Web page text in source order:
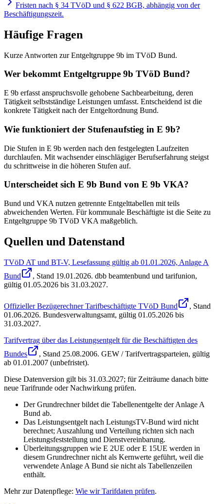
Fristen nach § 34 TVöD und § 622 BGB, abhängig von der
Beschäftigungszeit.
Häufige Fragen
Kurze Antworten zur Entgeltgruppe 9b im TVöD Bund.
Wer bekommt Entgeltgruppe 9b TVöD Bund?
E 9b erfasst anspruchsvolle gehobene Sachbearbeitung, deren
Tätigkeit selbstständige Leistungen umfasst. Entscheidend ist die
konkrete Tätigkeit nach der Entgeltordnung Bund.
Wie funktioniert der Stufenaufstieg in E 9b?
Die Stufen in E 9b werden nach den festgelegten Laufzeiten
durchlaufen. Mit wachsender einschlägiger Berufserfahrung steigst
du schrittweise in die höheren Stufen auf.
Unterscheidet sich E 9b Bund von E 9b VKA?
Bund und VKA nutzen getrennte Entgelttabellen mit teils
abweichenden Werten. Für kommunale Beschäftigte ist die Seite zu
Entgeltgruppe 9b TVöD VKA maßgeblich.
Quellen und Datenstand
TVöD AT und BT-V, Lesefassung gültig ab 01.01.2026, Anlage A
Bund
, Stand 19.01.2026. dbb beamtenbund und tarifunion,
gültig 01.05.2026 bis 31.03.2027.
Offizieller Bezügerechner Tarifbeschäftigte TVöD Bund
, Stand
01.06.2026. Bundesverwaltungsamt, gültig 01.05.2026 bis
31.03.2027.
Tarifvertrag über das Leistungsentgelt für die Beschäftigten des
Bundes
, Stand 25.08.2006. GEW / Tarifvertragsparteien, gültig
ab 01.01.2007 (unbefristet).
Diese Datenversion gilt bis 31.03.2027; für Zeiträume danach bitte
neue Tarifrunde oder Nachwirkung prüfen.
Der Grundrechner bildet die Tabellenentgelte der Anlage A
Bund ab.
Das Leistungsentgelt nach LeistungsTV-Bund wird nicht
berechnet; Auszahlung und Verteilung richten sich nach
Leistungsfeststellung und Dienstvereinbarung.
Überleitungsgruppen wie E 2UE oder E 15UE werden in
diesem Grundrechner nicht als Kernwerte geführt, weil die
verwendete Anlage A Bund sie nicht als Tabellenzeilen
enthält.
Mehr zur Datenpflege: Wie wir Tarifdaten prüfen.